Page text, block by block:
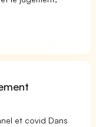
et covid Dans